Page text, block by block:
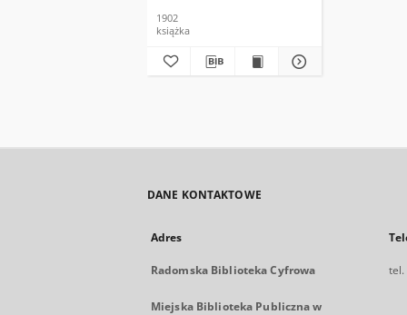
1902
książka
DANE KONTAKTOWE
Adres
Radomska Biblioteka Cyfrowa
Miejska Biblioteka Publiczna w
tel.